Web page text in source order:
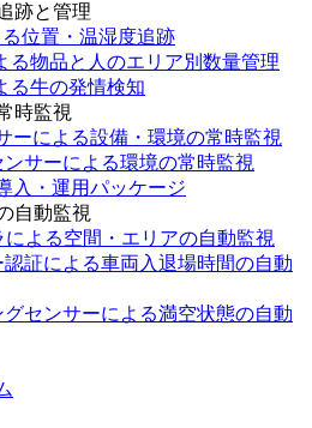
跡と管理
る位置・温湿度追跡
る物品と人のエリア別数量管理
る牛の発情検知
時監視
ーによる設備・環境の常時監視
ンサーによる環境の常時監視
入・運用パッケージ
自動監視
よる空間・エリアの自動監視
証による車両入退場時間の自動
センサーによる満空状態の自動